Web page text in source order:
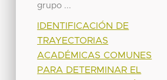
grupo ...
IDENTIFICACIÓN DE
TRAYECTORIAS
ACADÉMICAS COMUNES
PARA DETERMINAR EL